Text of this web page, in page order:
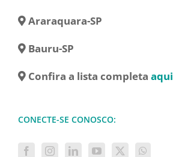
Araraquara-SP
Bauru-SP
Confira a lista completa aqui
CONECTE-SE CONOSCO: